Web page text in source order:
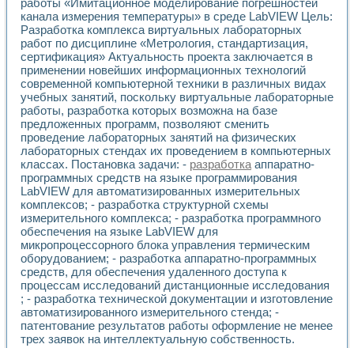
Автоматизированный дистанционный лабораторный
Исследование возможности реставрации одномерных
Использование технологий NATIONAL INSTRUMENTS в
Разработка модификаций алгоритма полигармонической
Учебный стенд для исследования принципа действия
Виртуальная система поддержки принимаемых решений в
Преемственность дисциплин «Моделирование систем» и
Универсальный стенд для исследования электрических
Лабораторные практикумы по информационно-
Виртуальный измеритель частотных характеристик на
Лабораторный практикум по основам теории Коммутации
Разработка виртуальной лабораторной работы
Виртуальные практикумы по электротехнике в среде
Из опыта внедрения в рамках национального проекта
Исследование эффективности решателей
Опыт разработки LabVIEW лабораторных практикумов
Проблемы повышения качества образования и
Развитие LabVIEW лабораторного практикума по
Разработка виртуальной лаборатории по электротехнике
Усовершенствованные алгоритмы частотного анализа
Об опыте работы учебного центра «Технологии
Технологии NI в магистерской программе «Прикладная
Система диагностики двигателей постоянного тока
работы «Имитационное моделирование погрешностей
канала измерения температуры» в среде LabVIEW Цель:
Разработка комплекса виртуальных лабораторных
работ по дисциплине «Метрология, стандартизация,
сертификация» Актуальность проекта заключается в
применении новейших информационных технологий
современной компьютерной техники в различных видах
учебных занятий, поскольку виртуальные лабораторные
работы, разработка которых возможна на базе
предложенных программ, позволяют сменить
проведение лабораторных занятий на физических
лабораторных стендах их проведением в компьютерных
классах. Постановка задачи: - разработкааппаратно-
программных средств на языке программирования
LabVIEW для автоматизированных измерительных
комплексов; - разработка структурной схемы
измерительного комплекса; - разработка программного
обеспечения на языке LabVIEW для
микропроцессорного блока управления термическим
оборудованием; - разработка аппаратно-программных
средств, для обеспечения удаленного доступа к
процессам исследований дистанционные исследования
; - разработка технической документации и изготовление
автоматизированного измерительного стенда; -
патентование результатов работы оформление не менее
трех заявок на интеллектуальную собственность.